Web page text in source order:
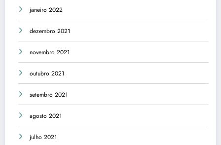
janeiro 2022
dezembro 2021
novembro 2021
outubro 2021
setembro 2021
agosto 2021
julho 2021